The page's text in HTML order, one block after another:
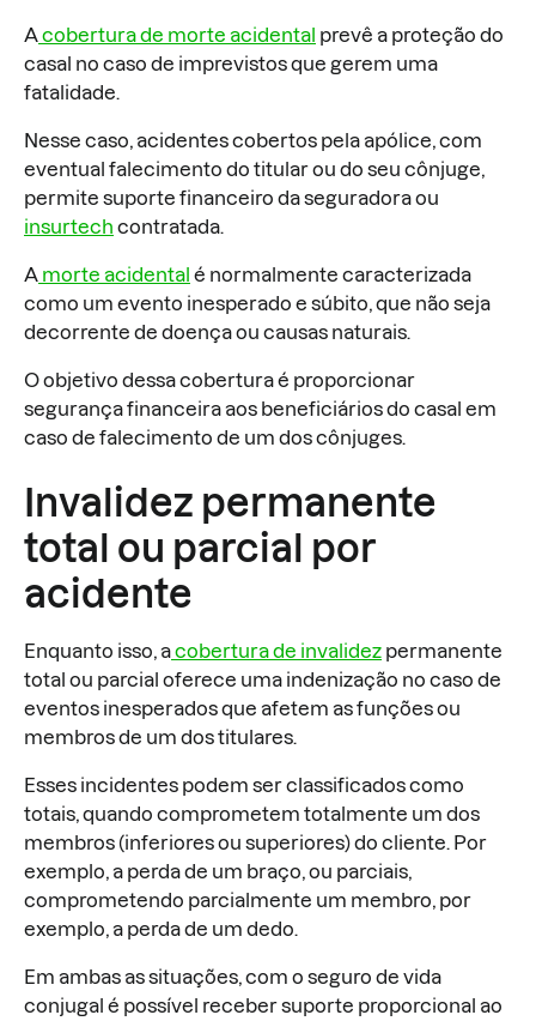
Acobertura de morte acidental prevê a proteção do
casal no caso de imprevistos que gerem uma
fatalidade.
Nesse caso, acidentes cobertos pela apólice, com
eventual falecimento do titular ou do seu cônjuge,
permite suporte financeiro da seguradora ou
insurtech contratada.
A morte acidental é normalmente caracterizada
como um evento inesperado e súbito, que não seja
decorrente de doença ou causas naturais.
O objetivo dessa cobertura é proporcionar
segurança financeira aos beneficiários do casal em
caso de falecimento de um dos cônjuges.
Invalidez permanente
total ou parcial por
acidente
Enquanto isso, acobertura de invalidez permanente
total ou parcial oferece uma indenização no caso de
eventos inesperados que afetem as funções ou
membros de um dos titulares.
Esses incidentes podem ser classificados como
totais, quando comprometem totalmente um dos
membros (inferiores ou superiores) do cliente. Por
exemplo, a perda de um braço, ou parciais,
comprometendo parcialmente um membro, por
exemplo, a perda de um dedo.
Em ambas as situações, com o seguro de vida
conjugal é possível receber suporte proporcional ao